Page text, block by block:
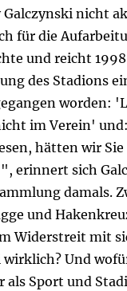
nicht
für die
und reicht
des Stadions
worden:
im Verein'
hätten wir Sie
erinnert sich
damals.
und
Widerstreit mit
wirklich? Und
als Sport und